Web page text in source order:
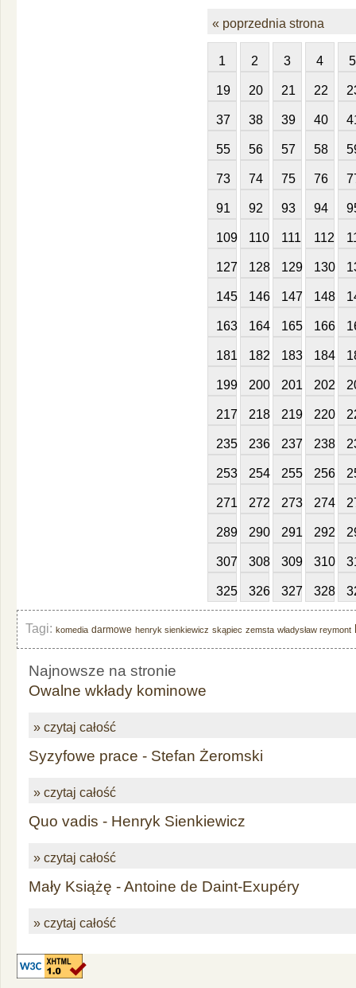
« poprzednia strona
1 2 3 4 5
19 20 21 22
37 38 39 40
55 56 57 58
73 74 75 76
91 92 93 94
109 110 111 112
127 128 129 130
145 146 147 148
163 164 165 166
181 182 183 184
199 200 201 202
217 218 219 220
235 236 237 238
253 254 255 256
271 272 273 274
289 290 291 292
307 308 309 310
325 326 327 328
Tagi: komedia darmowe henryk sienkiewicz skąpiec zemsta władysław reymont
Najnowsze na stronie
Owalne wkłady kominowe
» czytaj całość
Syzyfowe prace - Stefan Żeromski
» czytaj całość
Quo vadis - Henryk Sienkiewicz
» czytaj całość
Mały Książę - Antoine de Daint-Exupéry
» czytaj całość